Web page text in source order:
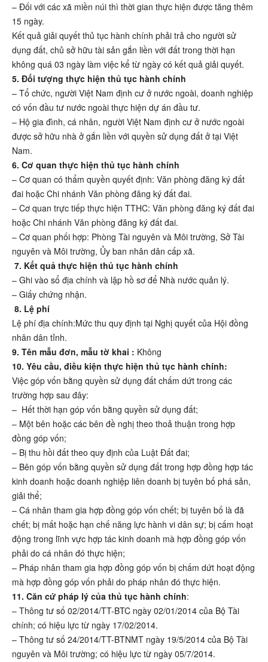
– Đối với các xã miền núi thì thời gian thực hiện được tăng thêm
15 ngày.
Kết quả giải quyết thủ tục hành chính phải trả cho người sử
dụng đất, chủ sở hữu tài sản gắn liền với đất trong thời hạn
không quá 03 ngày làm việc kể từ ngày có kết quả giải quyết.
5. Đối tượng thực hiện thủ tục hành chính
– Tổ chức, người Việt Nam định cư ở nước ngoài, doanh nghiệp
có vốn đầu tư nước ngoài thực hiện dự án đầu tư.
– Hộ gia đình, cá nhân, người Việt Nam định cư ở nước ngoài
được sở hữu nhà ở gắn liền với quyền sử dụng đất ở tại Việt
Nam.
6. Cơ quan thực hiện thủ tục hành chính
– Cơ quan có thẩm quyền quyết định: Văn phòng đăng ký đất
đai hoặc Chi nhánh Văn phòng đăng ký đất đai.
– Cơ quan trực tiếp thực hiện TTHC: Văn phòng đăng ký đất đai
hoặc Chi nhánh Văn phòng đăng ký đất đai.
– Cơ quan phối hợp: Phòng Tài nguyên và Môi trường, Sở Tài
nguyên và Môi trường, Ủy ban nhân dân cấp xã.
7. Kết quả thực hiện thủ tục hành chính
– Ghi vào sổ địa chính và lập hồ sơ để Nhà nước quản lý.
– Giấy chứng nhận.
8. Lệ phí
Lệ phí địa chính:Mức thu quy định tại Nghị quyết của Hội đồng
nhân dân tỉnh.
9. Tên mẫu đơn, mẫu tờ khai : Không
10. Yêu cầu, điều kiện thực hiện thủ tục hành chính:
Việc góp vốn bằng quyền sử dụng đất chấm dứt trong các
trường hợp sau đây:
– Hết thời hạn góp vốn bằng quyền sử dụng đất;
– Một bên hoặc các bên đề nghị theo thoả thuận trong hợp
đồng góp vốn;
– Bị thu hồi đất theo quy định của Luật Đất đai;
– Bên góp vốn bằng quyền sử dụng đất trong hợp đồng hợp tác
kinh doanh hoặc doanh nghiệp liên doanh bị tuyên bố phá sản,
giải thể;
– Cá nhân tham gia hợp đồng góp vốn chết; bị tuyên bố là đã
chết; bị mất hoặc hạn chế năng lực hành vi dân sự; bị cấm hoạt
động trong lĩnh vực hợp tác kinh doanh mà hợp đồng góp vốn
phải do cá nhân đó thực hiện;
– Pháp nhân tham gia hợp đồng góp vốn bị chấm dứt hoạt động
mà hợp đồng góp vốn phải do pháp nhân đó thực hiện.
11. Căn cứ pháp lý của thủ tục hành chính:
– Thông tư số 02/2014/TT-BTC ngày 02/01/2014 của Bộ Tài
chính; có hiệu lực từ ngày 17/02/2014.
– Thông tư số 24/2014/TT-BTNMT ngày 19/5/2014 của Bộ Tài
nguyên và Môi trường; có hiệu lực từ ngày 05/7/2014.